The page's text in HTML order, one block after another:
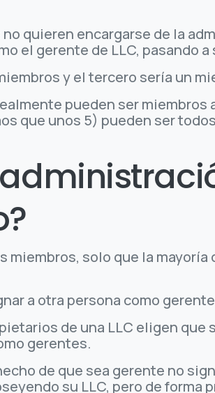
quieren encargarse de la
el gerente de LLC, pasando
y el tercero sería un
pueden ser miembros
que unos 5) pueden ser
solo que la mayoría
a otra persona como
de una LLC eligen que
gerentes.
de que sea gerente no
su LLC, pero de forma